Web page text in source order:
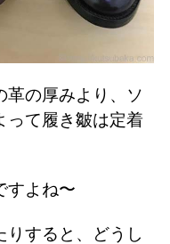
革の厚みより、ソ
って履き皺は定着
すよね〜
りすると、どうし